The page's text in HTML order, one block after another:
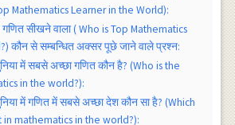
Mathematics Learner in the World):
गणित सीखने वाला ( Who is Top Mathematics
कौन से सम्बन्धित अक्सर पूछे जाने वाले प्रश्न:
में सबसे अच्छा गणित कौन है? (Who is the
in the world?):
में गणित में सबसे अच्छा देश कौन सा है? (Which
in mathematics in the world?):